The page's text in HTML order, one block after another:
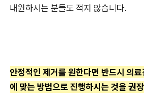
내원하시는 분들도 적지 않습니다.
안정적인 제거를 원한다면 반드시 의
에 맞는 방법으로 진행하시는 것을 권장